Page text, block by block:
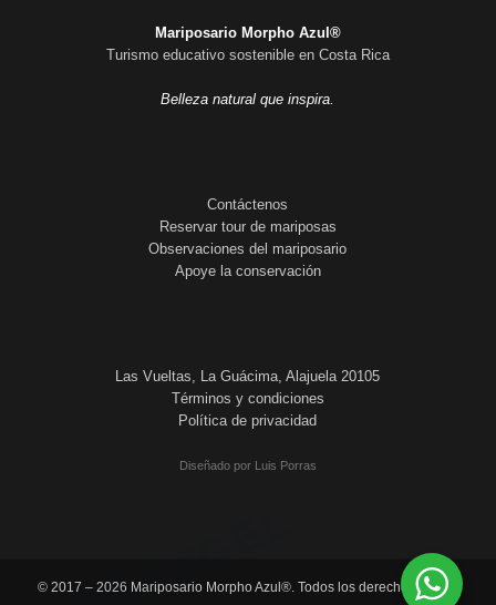
Mariposario Morpho Azul®
Turismo educativo sostenible en Costa Rica
Belleza natural que inspira.
Contáctenos
Reservar tour de mariposas
Observaciones del mariposario
Apoye la conservación
Las Vueltas, La Guácima, Alajuela 20105
Términos y condiciones
Política de privacidad
Diseñado por Luis Porras